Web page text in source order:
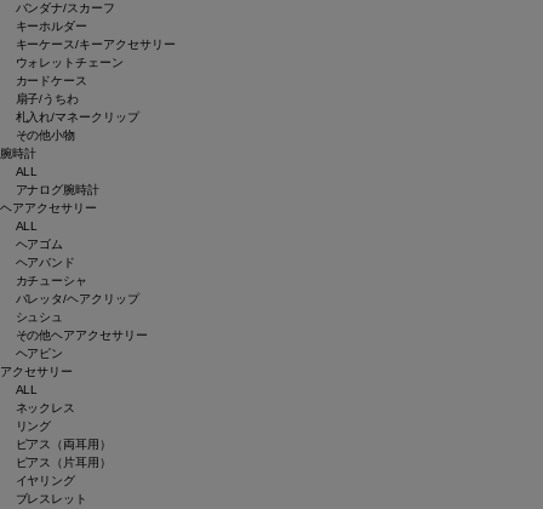
バンダナ/スカーフ
キーホルダー
キーケース/キーアクセサリー
ウォレットチェーン
カードケース
扇子/うちわ
札入れ/マネークリップ
その他小物
腕時計
ALL
アナログ腕時計
ヘアアクセサリー
ALL
ヘアゴム
ヘアバンド
カチューシャ
バレッタ/ヘアクリップ
シュシュ
その他ヘアアクセサリー
ヘアピン
アクセサリー
ALL
ネックレス
リング
ピアス（両耳用）
ピアス（片耳用）
イヤリング
ブレスレット